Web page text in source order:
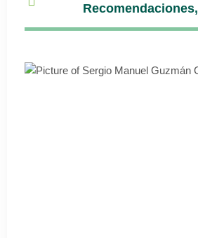
Recomendaciones,